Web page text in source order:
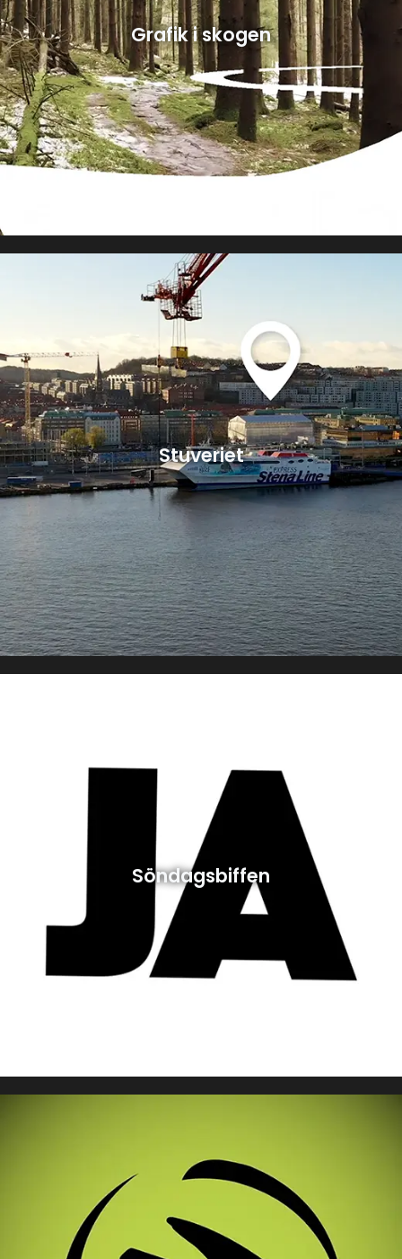
Grafik i skogen
Stuveriet
Söndagsbiffen